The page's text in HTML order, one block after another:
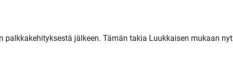
jälkeen. Tämän takia Luukkaisen mukaan nyt